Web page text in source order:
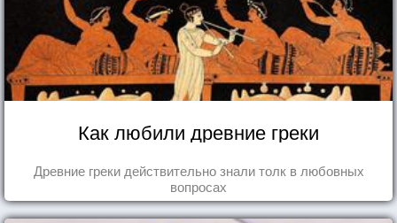
Как любили древние греки
Древние греки действительно знали толк в любовных
вопросах